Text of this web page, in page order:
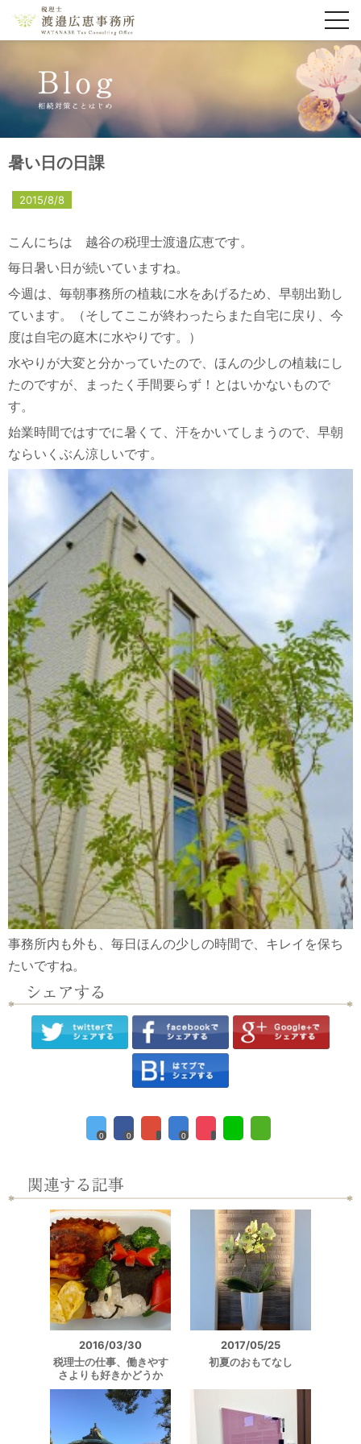
暑い日の日課
2015/8/8
こんにちは 越谷の税理士渡邉広恵です。
毎日暑い日が続いていますね。
今週は、毎朝事務所の植栽に水をあげるため、早朝出勤し
ています。（そしてここが終わったらまた自宅に戻り、今
度は自宅の庭木に水やりです。）
水やりが大変と分かっていたので、ほんの少しの植栽にし
たのですが、まったく手間要らず！とはいかないもので
す。
始業時間ではすでに暑くて、汗をかいてしまうので、早朝
ならいくぶん涼しいです。
事務所内も外も、毎日ほんの少しの時間で、キレイを保ち
たいですね。
0 0 0
2016/03/30
税理士の仕事、働きやす
さよりも好きかどうか
2017/05/25
初夏のおもてなし